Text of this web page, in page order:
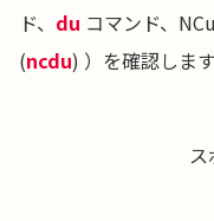
ド、 du コマンド、
(ncdu) ）を確認します